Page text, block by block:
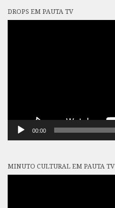
DROPS EM PAUTA TV
00:00
MINUTO CULTURAL EM PAUTA TV